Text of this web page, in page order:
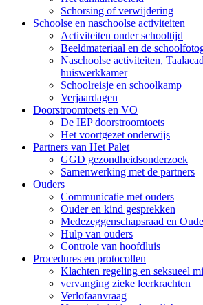
Schorsing of verwijdering
Schoolse en naschoolse activiteiten
Activiteiten onder schooltijd
Beeldmateriaal en de
Naschoolse activiteiten,
huiswerkkamer
Schoolreisje en schoolkamp
Verjaardagen
Doorstroomtoets en VO
De IEP doorstroomtoets
Het voortgezet onderwijs
Partners van Het Palet
GGD gezondheidsonderzoek
Samenwerking met de partners
Ouders
Communicatie met ouders
Ouder en kind gesprekken
Medezeggenschapsraad en
Hulp van ouders
Controle van hoofdluis
Procedures en protocollen
Klachten regeling en seksueel
vervanging zieke leerkrachten
Verlofaanvraag